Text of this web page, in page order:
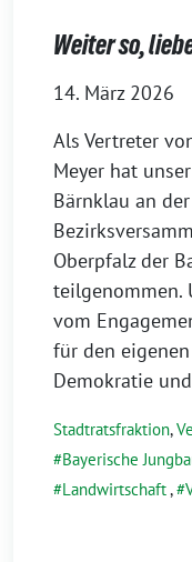
Weiter so,
14. März 2026
Als Vertreter
Meyer hat
Bärnklau an
Oberpfalz der
teilgenommen.
vom
für den
Demokratie
Stadtratsfraktion,
Bayerische
Landwirtschaft,